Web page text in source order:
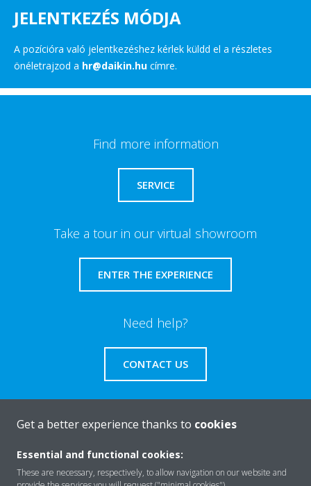
JELENTKEZÉS MÓDJA
A pozícióra való jelentkezéshez kérlek küldd el a részletes
önéletrajzod a hr@daikin.hu címre.
Find more information
SERVICE
Take a tour in our virtual showroom
ENTER THE EXPERIENCE
Need help?
CONTACT US
About Daikin
Get a better experience thanks to cookies
Essential and functional cookies:
These are necessary, respectively, to allow navigation on our website and